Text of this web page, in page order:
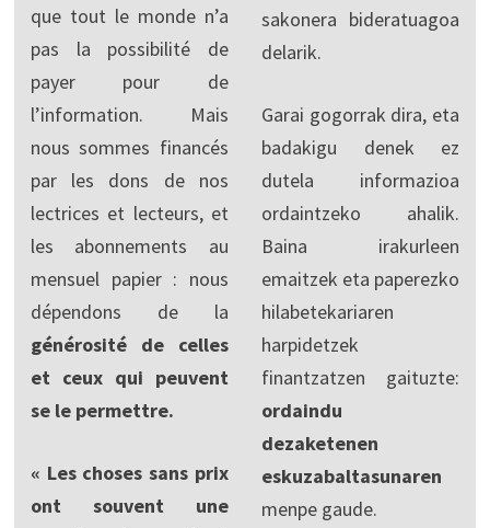
que tout le monde n’a
pas la possibilité de
payer pour de
l’information. Mais
nous sommes financés
par les dons de nos
lectrices et lecteurs, et
les abonnements au
mensuel papier : nous
dépendons de la
générosité de celles
et ceux qui peuvent
se le permettre.
« Les choses sans prix
ont souvent une
sakonera bideratuagoa
delarik.
Garai gogorrak dira, eta
badakigu denek ez
dutela informazioa
ordaintzeko ahalik.
Baina irakurleen
emaitzek eta paperezko
hilabetekariaren
harpidetzek
finantzatzen gaituzte:
ordaindu
dezaketenen
eskuzabaltasunaren
menpe gaude.